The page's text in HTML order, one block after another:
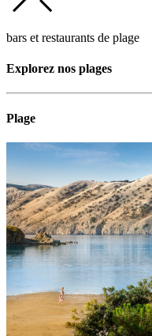
bars et restaurants de plage
Explorez nos plages
Plage